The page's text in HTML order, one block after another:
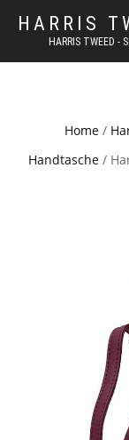
HARRIS
HARRIS TWEED -
Home/
Handtasche /